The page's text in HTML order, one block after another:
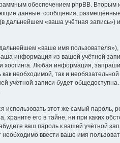
обеспечением phpBB.
данные: сообщения,
«ваша учётная запись»)
«ваше имя
информация из вашей учётной
Любая информация,
необходимой, так и
записи будет общедоступна.
этот же самый пароль,
его в тайне, ни при каких
ваш пароль к вашей учётной
ввести ваше имя